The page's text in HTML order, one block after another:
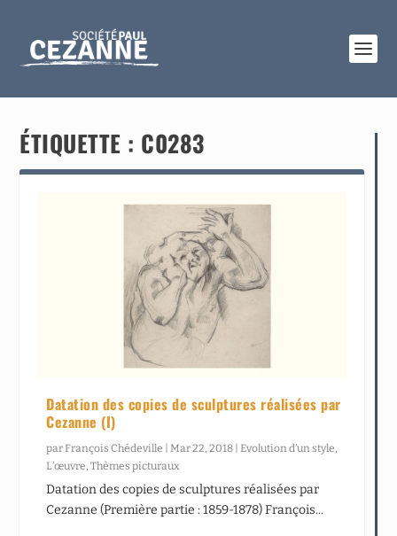
ÉTIQUETTE : C0283
Datation des copies de sculptures réalisées par
Cezanne (I)
par François Chédeville Mar 22, 2018 Evolution d’un style
L’œuvre ,Thèmes picturaux
Datation des copies de sculptures réalisées par
Cezanne (Première partie : 1859-1878) François...